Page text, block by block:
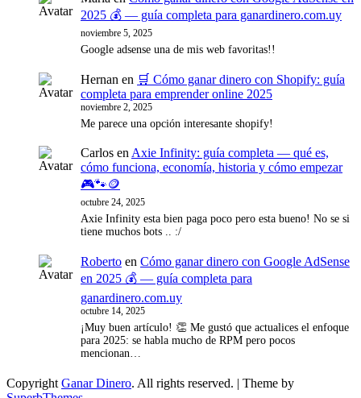
2025 💰 — guía completa para ganardinero.com.uy
noviembre 5, 2025
Google adsense una de mis web favoritas!!
Hernan en 🛒 Cómo ganar dinero con Shopify: guía
completa para emprender online 2025
noviembre 2, 2025
Me parece una opción interesante shopify!
Carlos en Axie Infinity: guía completa — qué es,
cómo funciona, economía, historia y cómo empezar
🎮🐾🪙
octubre 24, 2025
Axie Infinity esta bien paga poco pero esta bueno! No se si
tiene muchos bots .. :/
Roberto en Cómo ganar dinero con Google AdSense
en 2025 💰 — guía completa para
ganardinero.com.uy
octubre 14, 2025
¡Muy buen artículo! 👏 Me gustó que actualices el enfoque
para 2025: se habla mucho de RPM pero pocos
mencionan…
Copyright Ganar Dinero. All rights reserved. | Theme by